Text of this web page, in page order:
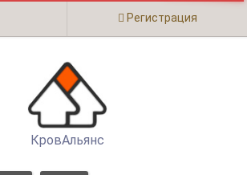
Регистрация
КровАльянс